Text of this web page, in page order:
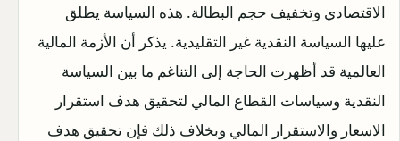
الاقتصادي وتخفيف حجم البطالة. هذه السياسة يطلق
عليها السياسة النقدية غير التقليدية. يذكر أن الأزمة المالية
العالمية قد أظهرت الحاجة إلى التناغم ما بين السياسة
النقدية وسياسات القطاع المالي لتحقيق هدف استقرار
الاسعار والاستقرار المالي وبخلاف ذلك فإن تحقيق هدف